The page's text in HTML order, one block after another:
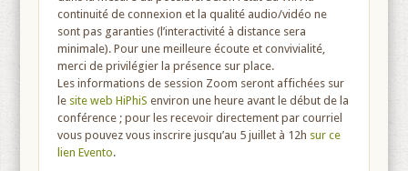
continuité de connexion et la qualité audio/vidéo ne
sont pas garanties (l’interactivité à distance sera
minimale). Pour une meilleure écoute et convivialité,
merci de privilégier la présence sur place.
Les informations de session Zoom seront affichées sur
le site web HiPhiS environ une heure avant le début de la
conférence ; pour les recevoir directement par courriel
vous pouvez vous inscrire jusqu’au 5 juillet à 12h sur ce
lien Evento.